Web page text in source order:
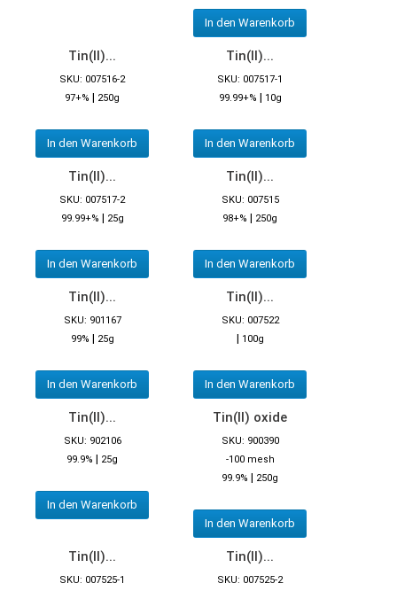
In den Warenkorb
Tin(II)...
SKU: 007516-2
97+% | 250g
In den Warenkorb
Tin(II)...
SKU: 007517-1
99.99+% | 10g
In den Warenkorb
Tin(II)...
SKU: 007517-2
99.99+% | 25g
In den Warenkorb
Tin(II)...
SKU: 007515
98+% | 250g
In den Warenkorb
Tin(II)...
SKU: 901167
99% | 25g
In den Warenkorb
Tin(II)...
SKU: 007522
| 100g
In den Warenkorb
Tin(II)...
SKU: 902106
99.9% | 25g
In den Warenkorb
Tin(II) oxide
SKU: 900390
-100 mesh
99.9% | 250g
In den Warenkorb
Tin(II)...
SKU: 007525-1
Tin(II)...
SKU: 007525-2